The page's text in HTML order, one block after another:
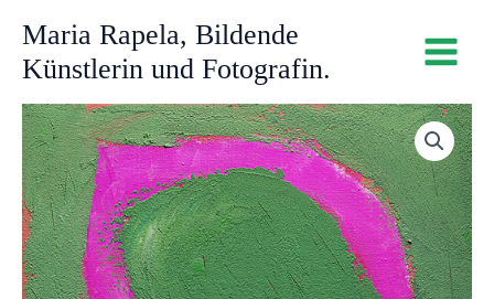
Inhalt
springen
Maria Rapela, Bildende
Künstlerin und Fotografin.
Body
Continent
VI,
Acryl
auf
Leinwand,
40x40
cm
Menge